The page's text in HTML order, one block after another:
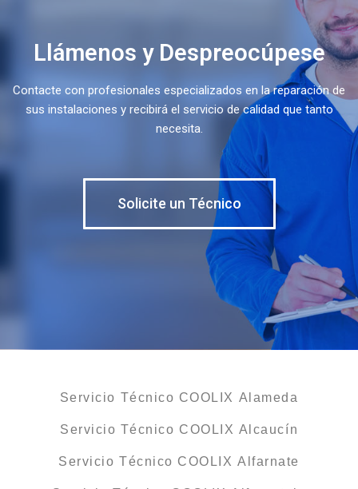
Llámenos y Despreocúpese
Contacte con profesionales especializados en la reparación de
sus instalaciones y recibirá el servicio de calidad que tanto
necesita.
Solicite un Técnico
Servicio Técnico COOLIX Alameda
Servicio Técnico COOLIX Alcaucín
Servicio Técnico COOLIX Alfarnate